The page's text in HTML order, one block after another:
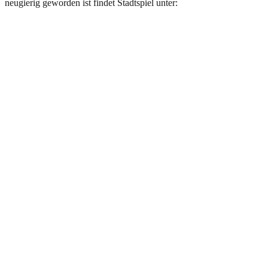
neugierig geworden ist findet Stadtspiel unter: